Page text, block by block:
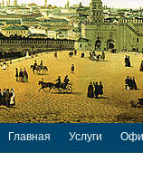
Главная Услуги